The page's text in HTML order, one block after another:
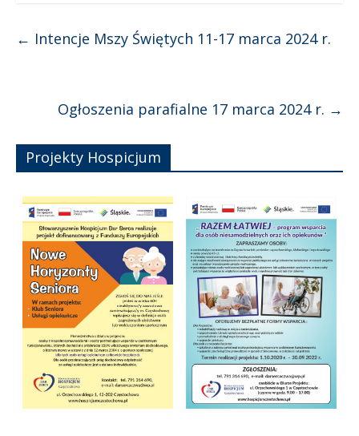
← Intencje Mszy Świętych 11-17 marca 2024 r.
Ogłoszenia parafialne 17 marca 2024 r. →
Projekty Hospicjum